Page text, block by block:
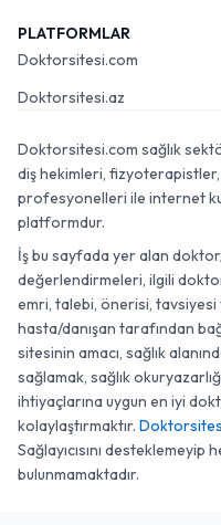
PLATFORMLAR
Doktorsitesi.com
Doktorsitesi.az
Doktorsitesi.com sağlık
diş hekimleri,
profesyonelleri ile internet
platformdur.
İş bu sayfada yer alan
değerlendirmeleri, ilgili
emri, talebi, önerisi, tavsiyesi
hasta/danışan tarafından
sitesinin amacı, sağlık
sağlamak, sağlık
ihtiyaçlarına uygun en iyi
kolaylaştırmaktır.
Sağlayıcısını
bulunmamaktadır.